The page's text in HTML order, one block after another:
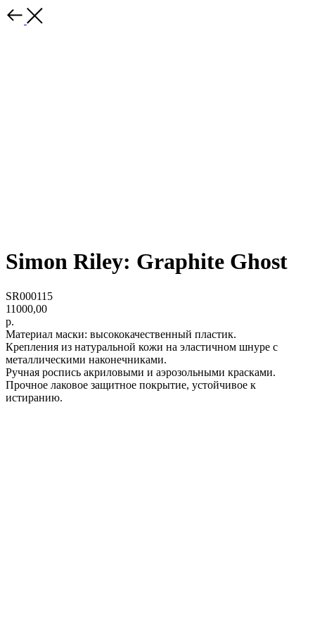
Simon Riley: Graphite Ghost
SR000115
11000,00
р.
Материал маски: высококачественный пластик.
Крепления из натуральной кожи на эластичном шнуре с
металлическими наконечниками.
Ручная роспись акриловыми и аэрозольными красками.
Прочное лаковое защитное покрытие, устойчивое к
истиранию.